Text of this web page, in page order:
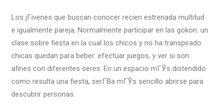
Los jГіvenes que buscan conocer recien estrenada multitud
e igualmente pareja, Normalmente participar en las gokon: un
clase sobre fiesta en la cual los chicos y no ha transpirado
chicas quedan para beber: efectuar juegos, y ver si son
afines con diferentes seres. En un espacio mГЎs distendido
como resulta una fiesta, serГ­В­a mГЎs sencillo abrirse para
descubrir personas.